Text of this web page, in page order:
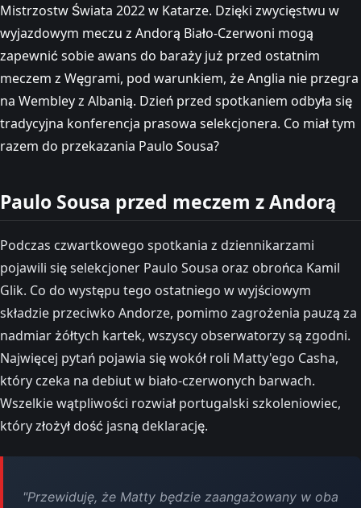
Mistrzostw Świata 2022 w Katarze. Dzięki zwycięstwu w
wyjazdowym meczu z Andorą Biało-Czerwoni mogą
zapewnić sobie awans do baraży już przed ostatnim
meczem z Węgrami, pod warunkiem, że Anglia nie przegra
na Wembley z Albanią. Dzień przed spotkaniem odbyła się
tradycyjna konferencja prasowa selekcjonera. Co miał tym
razem do przekazania Paulo Sousa?
Paulo Sousa przed meczem z Andorą
Podczas czwartkowego spotkania z dziennikarzami
pojawili się selekcjoner Paulo Sousa oraz obrońca Kamil
Glik. Co do występu tego ostatniego w wyjściowym
składzie przeciwko Andorze, pomimo zagrożenia pauzą za
nadmiar żółtych kartek, wszyscy obserwatorzy są zgodni.
Najwięcej pytań pojawia się wokół roli Matty'ego Casha,
który czeka na debiut w biało-czerwonych barwach.
Wszelkie wątpliwości rozwiał portugalski szkoleniowiec,
który złożył dość jasną deklarację.
"Przewiduję, że Matty będzie zaangażowany w oba